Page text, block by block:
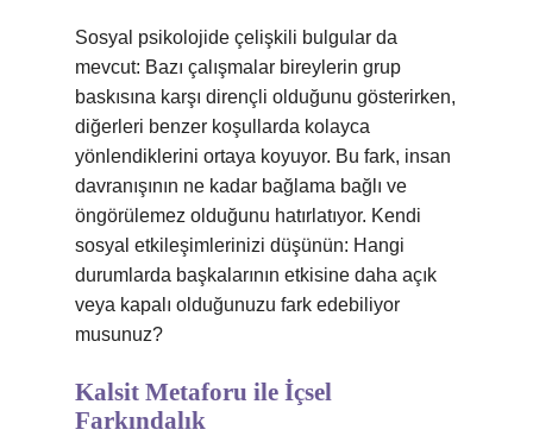
Sosyal psikolojide çelişkili bulgular da
mevcut: Bazı çalışmalar bireylerin grup
baskısına karşı dirençli olduğunu gösterirken,
diğerleri benzer koşullarda kolayca
yönlendiklerini ortaya koyuyor. Bu fark, insan
davranışının ne kadar bağlama bağlı ve
öngörülemez olduğunu hatırlatıyor. Kendi
sosyal etkileşimlerinizi düşünün: Hangi
durumlarda başkalarının etkisine daha açık
veya kapalı olduğunuzu fark edebiliyor
musunuz?
Kalsit Metaforu ile İçsel
Farkındalık